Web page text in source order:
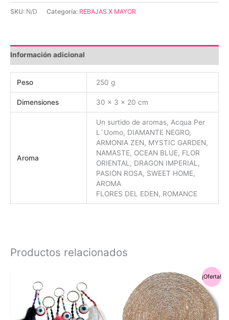
Tibetanos
cantidad
SKU: N/D Categoría: REBAJAS X MAYOR
Información adicional
Peso 250 g
Dimensiones 30 × 3 × 20 cm
Aroma
Un surtido de aromas, Acqua Per
L´Uomo, DIAMANTE NEGRO,
ARMONIA ZEN, MYSTIC GARDEN,
NAMASTE, OCEAN BLUE, FLOR
ORIENTAL, DRAGON IMPERIAL,
PASION ROSA, SWEET HOME,
AROMA
FLORES DEL EDEN, ROMANCE
Productos relacionados
¡Oferta!